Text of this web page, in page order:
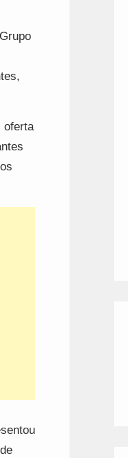
oferta